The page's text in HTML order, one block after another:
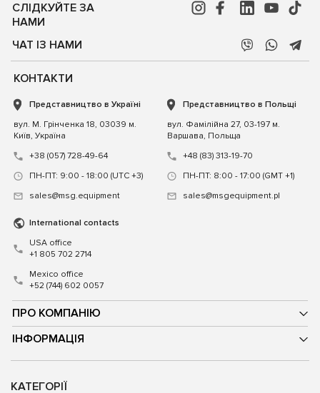
СЛІДКУЙТЕ ЗА
НАМИ
ЧАТ ІЗ НАМИ
ПРО КОМПАНІЮ
ІНФОРМАЦІЯ
КОНТАКТИ
Представництво в Україні
вул. М. Грінченка 18, 03039 м.
Київ, Україна
+38 (057) 728-49-64
ПН-ПТ: 9:00 - 18:00 (UTC +3)
sales@msg.equipment
Представництво в Польщі
вул. Фамілійна 27, 03-197 м.
Варшава, Польща
+48 (83) 313-19-70
ПН-ПТ: 8:00 - 17:00 (GMT +1)
sales@msgequipment.pl
International contacts
USA office
+1 805 702 2714
Mexico office
+52 (744) 602 0057
КАТЕГОРІЇ